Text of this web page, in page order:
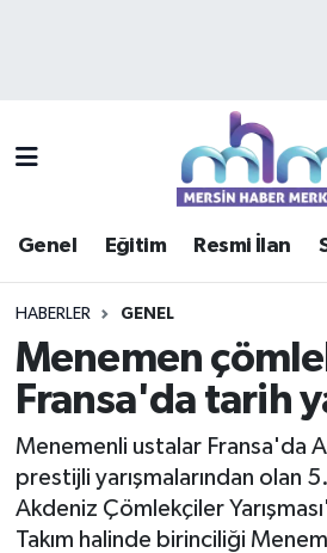
Genel Eğitim Resmi İlan
HABERLER GENEL
Menemen
Fransa'da tarih
Menemenli ustalar Fransa'da
prestijli yarışmalarından olan
Akdeniz Çömlekçiler
Takım halinde birinciliği
Güncel
Haberde insan
Kültür - Sanat
Mersin Trafik Yoğunluk
Süper Lig Puan Durumu ve
Haber Arşivi